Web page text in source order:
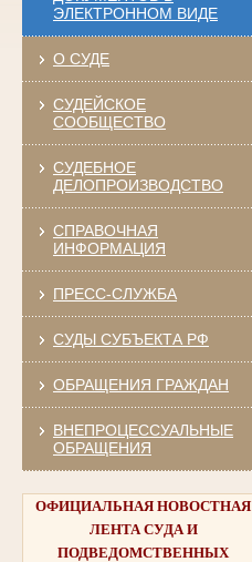
ЭЛЕКТРОННОМ ВИДЕ
О СУДЕ
СУДЕЙСКОЕ
СООБЩЕСТВО
СУДЕБНОЕ
ДЕЛОПРОИЗВОДСТВО
СПРАВОЧНАЯ
ИНФОРМАЦИЯ
ПРЕСС-СЛУЖБА
СУДЫ СУБЪЕКТА РФ
ОБРАЩЕНИЯ ГРАЖДАН
ВНЕПРОЦЕССУАЛЬНЫЕ
ОБРАЩЕНИЯ
ОФИЦИАЛЬНАЯ НОВОСТНАЯ
ЛЕНТА СУДА И
ПОДВЕДОМСТВЕННЫХ